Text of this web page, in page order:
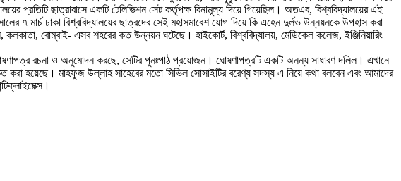
প্রতিটি ছাত্রাবাসে একটি টেলিভিশন সেট কর্তৃপক্ষ বিনামূল্য দিয়ে গিয়েছিল। অতএব, বিশ্ববিদ্যালয়ের এই
৭ মার্চ ঢাকা বিশ্ববিদ্যালয়ের ছাত্রদের সেই মহাসমাবেশ যোগ দিয়ে কি এহেন দুর্লভ উন্নয়নকে উপহাস করা
বোম্বাই- এসব শহরের কত উন্নয়ন ঘটেছে। হাইকোর্ট, বিশ্ববিদ্যালয়, মেডিকেল কলেজ, ইঞ্জিনিয়ারিং
রচনা ও অনুমোদন করছে, সেটির পুনঃপাঠ প্রয়োজন। ঘোষণাপত্রটি একটি অনন্য সাধারণ দলিল। এখানে
করা হয়েছে। মাহফুজ উল্লাহ সাহেবের মতো সিভিল সোসাইটির বরেণ্য সদস্য এ নিয়ে কথা বলবেন এবং আমাদের